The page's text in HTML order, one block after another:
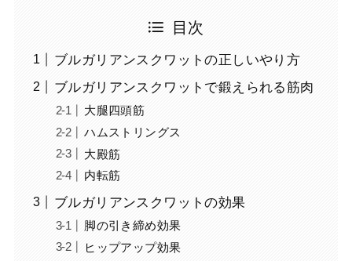
目次
ブルガリアンスクワットの正しいやり方
ブルガリアンスクワットで鍛えられる筋肉
大腿四頭筋
ハムストリングス
大殿筋
内転筋
ブルガリアンスクワットの効果
脚の引き締め効果
ヒップアップ効果